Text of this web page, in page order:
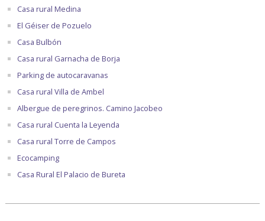
Casa rural Medina
El Géiser de Pozuelo
Casa Bulbón
Casa rural Garnacha de Borja
Parking de autocaravanas
Casa rural Villa de Ambel
Albergue de peregrinos. Camino Jacobeo
Casa rural Cuenta la Leyenda
Casa rural Torre de Campos
Ecocamping
Casa Rural El Palacio de Bureta